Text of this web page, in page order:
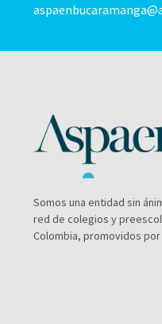
Somos una entidad sin
red de colegios y
Colombia, promovidos